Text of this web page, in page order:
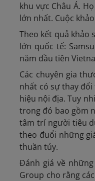
khu vực Châu Á.
lớn nhất. Cuộc
Theo kết quả khảo
lớn quốc tế:
năm đầu tiên
Các chuyên gia
nhất có sự thay
hiệu nội địa. Tuy
trong đó bao gồm
tâm trí người tiêu
theo đuổi những
thuần túy.
Đánh giá về
Group cho rằng